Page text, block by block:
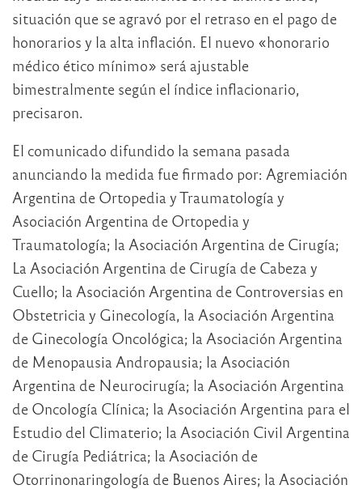
situación que se agravó por el retraso en el pago de
honorarios y la alta inflación. El nuevo «honorario
médico ético mínimo» será ajustable
bimestralmente según el índice inflacionario,
precisaron.
El comunicado difundido la semana pasada
anunciando la medida fue firmado por: Agremiación
Argentina de Ortopedia y Traumatología y
Asociación Argentina de Ortopedia y
Traumatología; la Asociación Argentina de Cirugía;
La Asociación Argentina de Cirugía de Cabeza y
Cuello; la Asociación Argentina de Controversias en
Obstetricia y Ginecología, la Asociación Argentina
de Ginecología Oncológica; la Asociación Argentina
de Menopausia Andropausia; la Asociación
Argentina de Neurocirugía; la Asociación Argentina
de Oncología Clínica; la Asociación Argentina para el
Estudio del Climaterio; la Asociación Civil Argentina
de Cirugía Pediátrica; la Asociación de
Otorrinonaringología de Buenos Aires; la Asociación